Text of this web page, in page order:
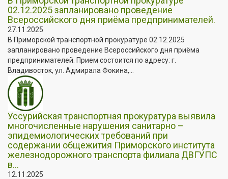
02.12.2025 запланировано проведение
Всероссийского дня приёма предпринимателей.
27.11.2025
В Приморской транспортной прокуратуре 02.12.2025
запланировано проведение Всероссийского дня приёма
предпринимателей. Прием состоится по адресу: г.
Владивосток, ул. Адмирала Фокина,...
Уссурийская транспортная прокуратура выявила
многочисленные нарушения санитарно –
эпидемиологических требований при
содержании общежития Приморского института
железнодорожного транспорта филиала ДВГУПС
в...
12.11.2025